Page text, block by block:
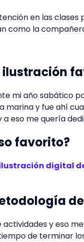
en las clases
como la
ilustración
mi año sabático
marina y fue ahí
eso me quería
favorito?
digital
actividades y eso
de terminar